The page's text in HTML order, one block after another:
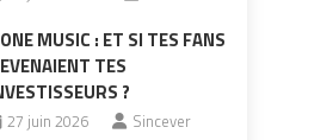
MUSIC : ET SI TES FANS
TES
?
27 juin 2026 Sincever